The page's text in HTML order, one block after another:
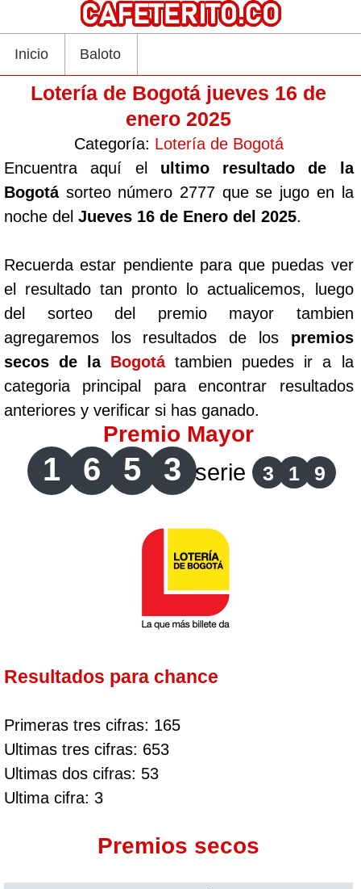
Inicio Baloto
Lotería de Bogotá jueves 16 de
enero 2025
Categoría: Lotería de Bogotá
Encuentra aquí el ultimo resultado de la
Bogotásorteo número 2777 que se jugo en la
noche del Jueves 16 de Enero del 2025.
Recuerda estar pendiente para que puedas ver
el resultado tan pronto lo actualicemos, luego
del sorteo del premio mayor tambien
agregaremos los resultados de los premios
secos de la Bogotátambien puedes ir a la
categoria principal para encontrar resultados
anteriores y verificar si has ganado.
Premio Mayor
1 6 5 3 serie 3 1 9
Resultados para chance
Primeras tres cifras: 165
Ultimas tres cifras: 653
Ultimas dos cifras: 53
Ultima cifra: 3
Premios secos